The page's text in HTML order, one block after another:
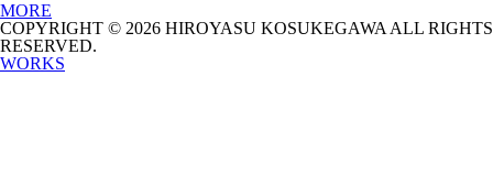
MORE
COPYRIGHT © 2026 HIROYASU KOSUKEGAWA ALL RIGHTS
RESERVED.
WORKS